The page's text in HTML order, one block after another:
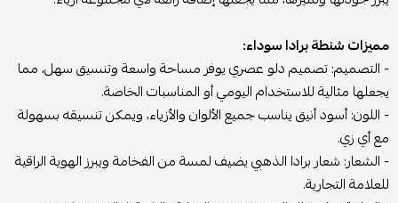
مميزات شنطة برادا سوداء:
- التصميم: تصميم دلو عصري يوفر مساحة واسعة وتنسيق سهل، مما
يجعلها مثالية للاستخدام اليومي أو المناسبات الخاصة.
- اللون: أسود أنيق يناسب جميع الألوان والأزياء، ويمكن تنسيقه بسهولة
مع أي زي.
- الشعار: شعار برادا الذهبي يضيف لمسة من الفخامة ويبرز الهوية الراقية
للعلامة التجارية.